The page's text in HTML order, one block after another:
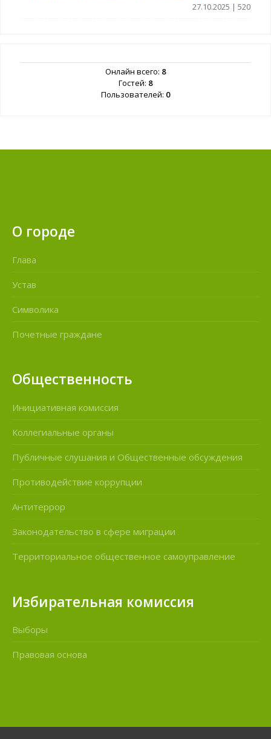
27.10.2025 | 520
Онлайн всего: 8
Гостей: 8
Пользователей: 0
О городе
Глава
Устав
Символика
Почетные граждане
Общественность
Инициативная комиссия
Коллегиальные органы
Публичные слушания и Общественные обсуждения
Противодействие коррупции
Антитеррор
Законодательство в сфере миграции
Территориальное общественное самоуправление
Избирательная комиссия
Выборы
Правовая основа